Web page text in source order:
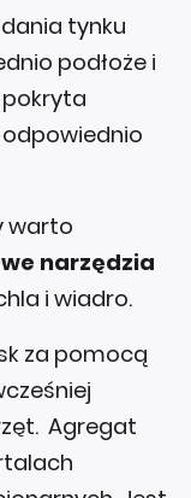
tynku
podłoże i
pokryta
warto
narzędzia
i wiadro.
za pomocą
Agregat